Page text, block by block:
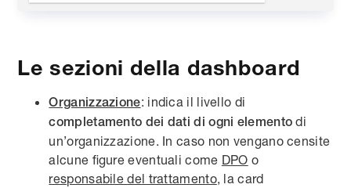
Le sezioni della dashboard
Organizzazione: indica il livello di
completamento dei dati di ogni elemento di
un’organizzazione. In caso non vengano censite
alcune figure eventuali come DPO o
responsabile del trattamento, la card